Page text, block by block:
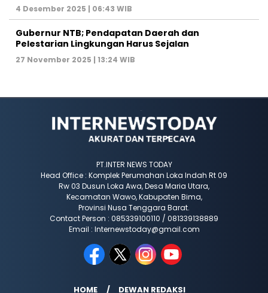
4 Desember 2025 | 06:43 WIB
Gubernur NTB; Pendapatan Daerah dan
Pelestarian Lingkungan Harus Sejalan
27 November 2025 | 13:24 WIB
PT.INTER NEWS TODAY
Head Office : Komplek Perumahan Loka Indah Rt 09
Rw 03 Dusun Loka Awa, Desa Maria Utara,
Kecamatan Wawo, Kabupaten Bima,
Provinsi Nusa Tenggara Barat.
Contact Person : 085339100110 / 081339138889
Email : Internewstoday@gmail.com
HOME DEWAN REDAKSI